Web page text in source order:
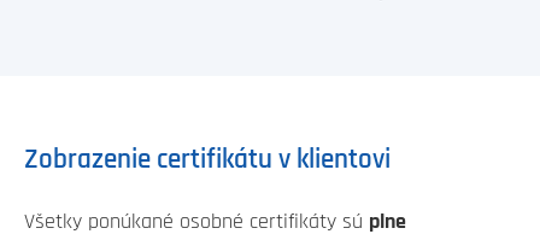
Zobrazenie certifikátu v klientovi
Všetky ponúkané osobné certifikáty sú plne